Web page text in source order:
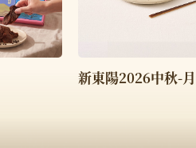
新東陽2026中秋-